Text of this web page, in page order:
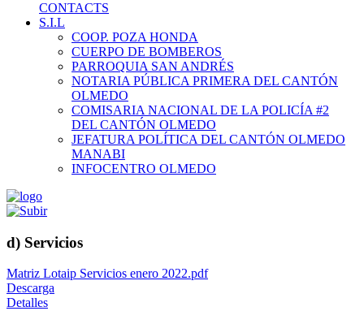
CONTACTS
S.I.L
COOP. POZA HONDA
CUERPO DE BOMBEROS
PARROQUIA SAN ANDRÉS
NOTARIA PÚBLICA PRIMERA DEL CANTÓN
OLMEDO
COMISARIA NACIONAL DE LA POLICÍA #2
DEL CANTÓN OLMEDO
JEFATURA POLÍTICA DEL CANTÓN OLMEDO
MANABI
INFOCENTRO OLMEDO
d) Servicios
Matriz Lotaip Servicios enero 2022.pdf
Descarga
Detalles